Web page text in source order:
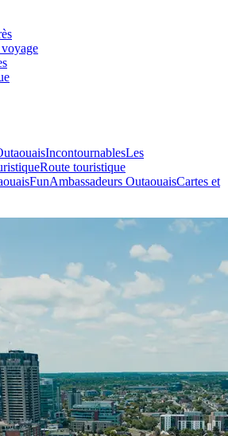
IncontournablesLes
Route touristique
Ambassadeurs OutaouaisCartes et